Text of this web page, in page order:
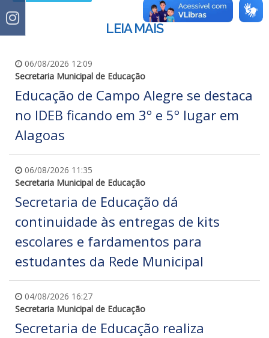
LEIA MAIS
06/08/2026 12:09
Secretaria Municipal de Educação
Educação de Campo Alegre se destaca
no IDEB ficando em 3º e 5º lugar em
Alagoas
06/08/2026 11:35
Secretaria Municipal de Educação
Secretaria de Educação dá
continuidade às entregas de kits
escolares e fardamentos para
estudantes da Rede Municipal
04/08/2026 16:27
Secretaria Municipal de Educação
Secretaria de Educação realiza